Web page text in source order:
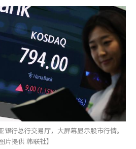
行总行交易厅，大屏幕显示股市行情。
图片提供 韩联社】